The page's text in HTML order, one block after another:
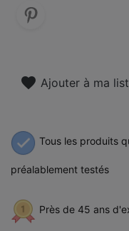
favorite Ajouter à ma
Tous les produits
préalablement testés
Près de 45 ans